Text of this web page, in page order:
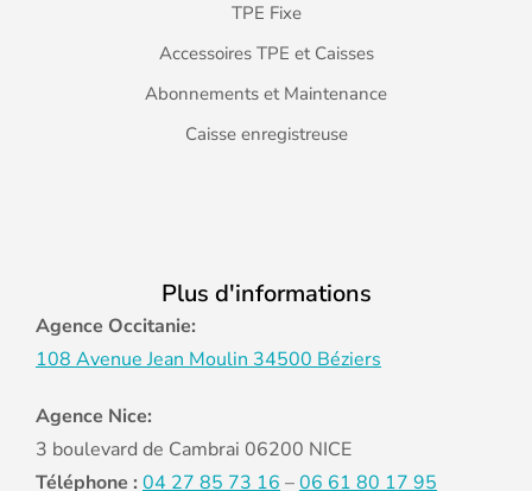
TPE Fixe
Accessoires TPE et Caisses
Abonnements et Maintenance
Caisse enregistreuse
Plus d'informations
Agence Occitanie:
108 Avenue Jean Moulin 34500 Béziers
Agence Nice:
3 boulevard de Cambrai 06200 NICE
Téléphone : 04 27 85 73 16 –06 61 80 17 95